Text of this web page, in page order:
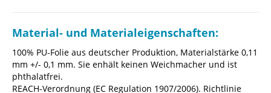
Material- und Materialeigenschaften:
100% PU-Folie aus deutscher Produktion, Materialstärke 0,11
mm +/- 0,1 mm. Sie enhält keinen Weichmacher und ist
phthalatfrei.
REACH-Verordnung (EC Regulation 1907/2006). Richtlinie